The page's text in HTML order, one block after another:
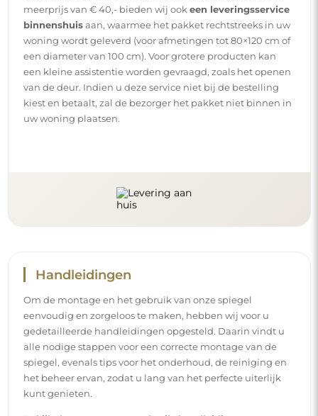
meerprijs van € 40,- bieden wij ook een leveringsservice
binnenshuisaan, waarmee het pakket rechtstreeks in uw
woning wordt geleverd (voor afmetingen tot 80×120 cm of
een diameter van 100 cm). Voor grotere producten kan
een kleine assistentie worden gevraagd, zoals het openen
van de deur. Indien u deze service niet bij de bestelling
kiest en betaalt, zal de bezorger het pakket niet binnen in
uw woning plaatsen.
Handleidingen
Om de montage en het gebruik van onze spiegel
eenvoudig en zorgeloos te maken, hebben wij voor u
gedetailleerde handleidingen opgesteld. Daarin vindt u
alle nodige stappen voor een correcte montage van de
spiegel, evenals tips voor het onderhoud, de reiniging en
het beheer ervan, zodat u lang van het perfecte uiterlijk
kunt genieten.